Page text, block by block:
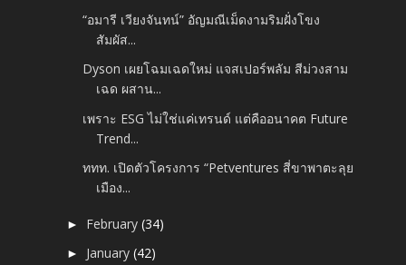
“อมารี เวียงจันทน์” อัญมณีเม็ดงามริมฝั่งโขง
สัมผัส...
Dyson เผยโฉมเฉดใหม่ แจสเปอร์พลัม สีม่วงสาม
เฉด ผสาน...
เพราะ ESG ไม่ใช่แค่เทรนด์ แต่คืออนาคต Future
Trend...
ททท. เปิดตัวโครงการ “Petventures สี่ขาพาตะลุย
เมือง...
► February(34)
► January(42)